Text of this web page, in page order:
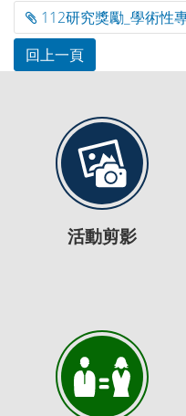
112研究獎勵_學術性
活動剪影